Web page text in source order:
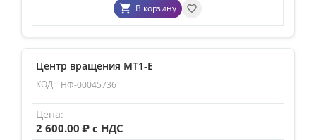
В корзину
Центр вращения MT1-E
КОД: НФ-00045736
2 600.00 ₽ с НДС